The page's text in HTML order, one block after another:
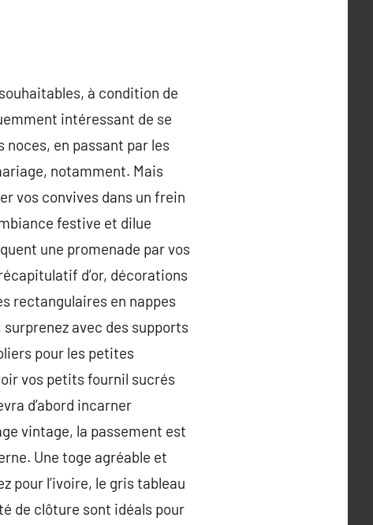
à condition de
intéressant de se
en passant par les
notamment. Mais
vos convives dans un frein
festive et dilue
une promenade par vos
d’or, décorations
rectangulaires en nappes
avec des supports
pour les petites
vos petits fournil sucrés
d’abord incarner
vintage, la passement est
Une toge agréable et
pour l’ivoire, le gris tableau
de clôture sont idéals pour